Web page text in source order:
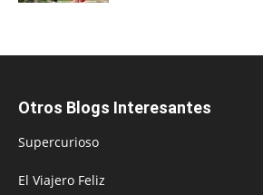
Otros Blogs Interesantes
Supercurioso
El Viajero Feliz